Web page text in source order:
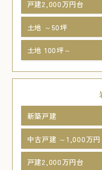
戸建2,000万円台
土地 ～50坪
土地 100坪～
新築戸建
中古戸建 ～1,000万円
戸建2,000万円台